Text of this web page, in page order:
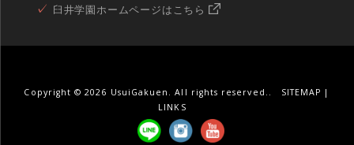
臼井学園ホームページはこちら
Copyright ©2026 UsuiGakuen. All rights reserved.. SITEMAP |
LINKS